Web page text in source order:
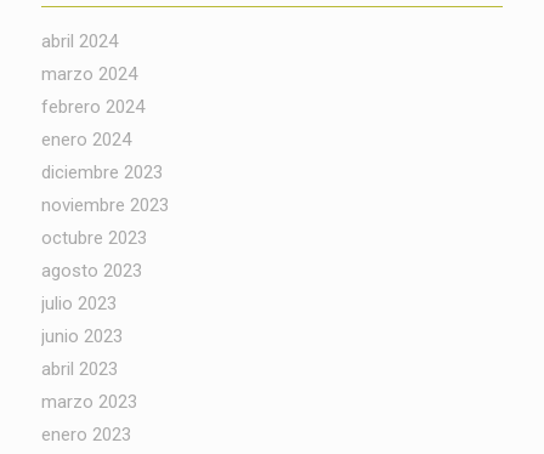
abril 2024
marzo 2024
febrero 2024
enero 2024
diciembre 2023
noviembre 2023
octubre 2023
agosto 2023
julio 2023
junio 2023
abril 2023
marzo 2023
enero 2023